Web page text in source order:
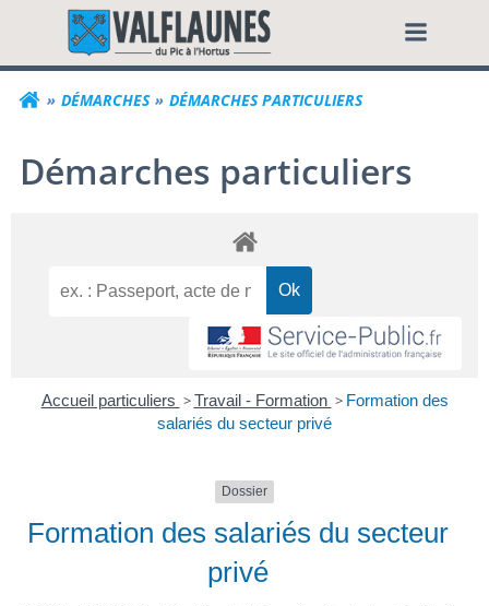
contenuCommune de
DÉMARCHES DÉMARCHES PARTICULIERS
Démarches particuliers
Accueil particuliers > Travail - Formation > Formation des
salariés du secteur privé
Dossier
Formation des salariés du secteur
privé